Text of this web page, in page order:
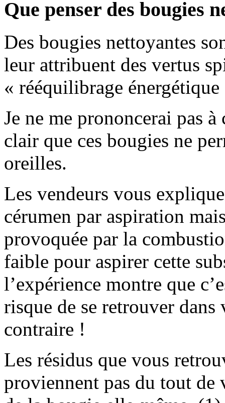
Que penser des bougies
Des bougies nettoyantes
leur attribuent des vertus
« rééquilibrage énergétique
Je ne me prononcerai pas
clair que ces bougies ne
oreilles.
Les vendeurs vous
cérumen par aspiration
provoquée par la
faible pour aspirer cette
l’expérience montre que
risque de se retrouver
contraire !
Les résidus que vous
proviennent pas du tout